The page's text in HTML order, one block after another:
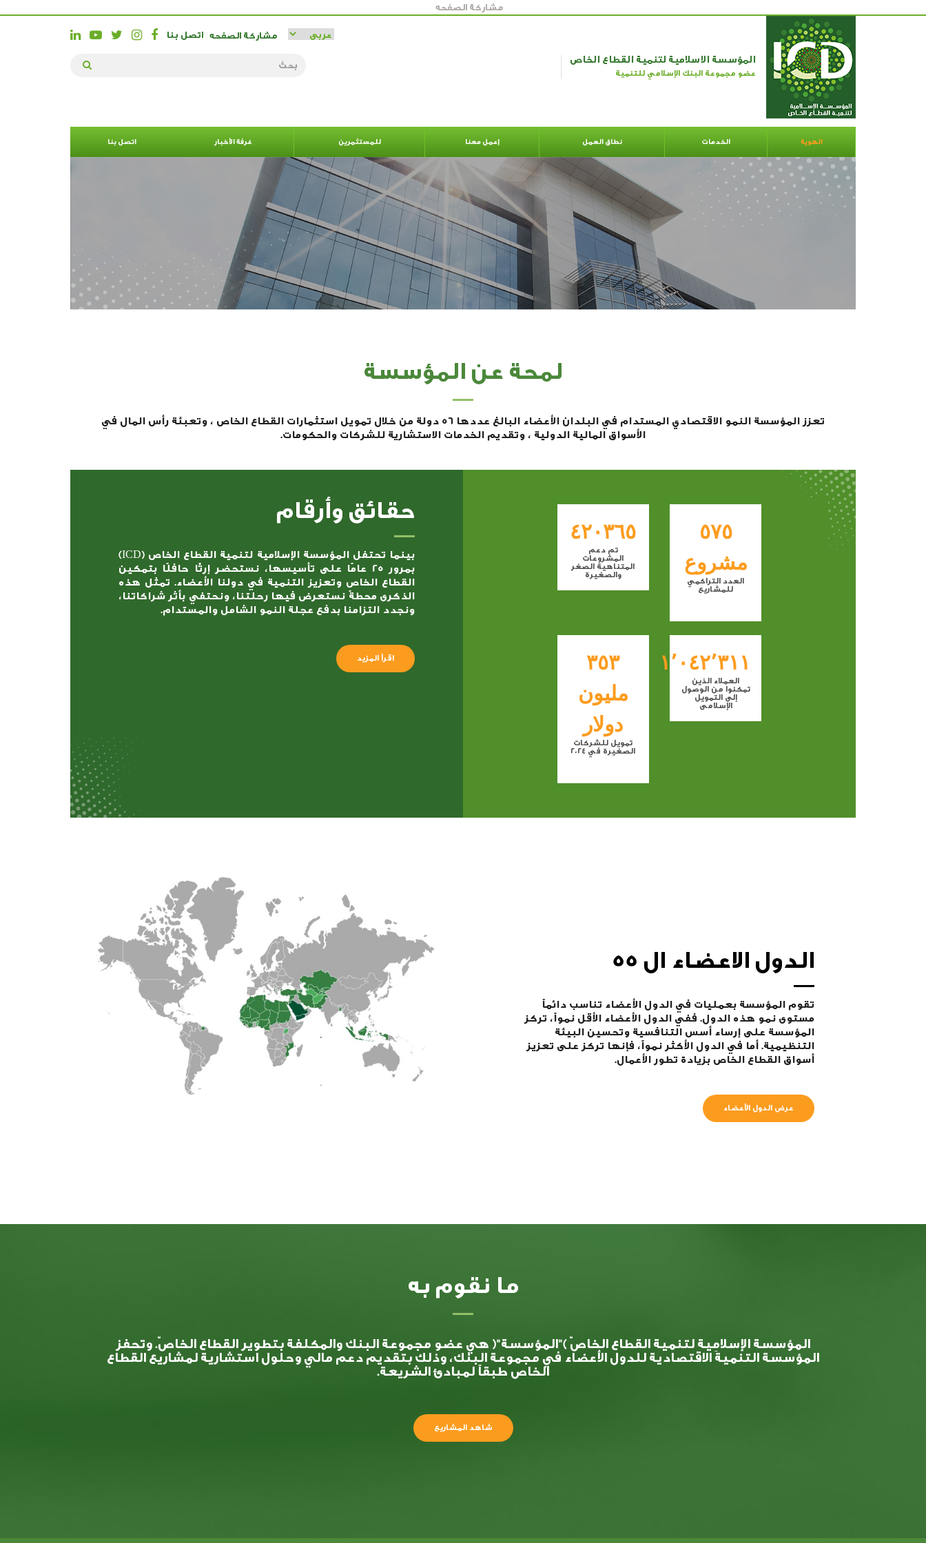
مشاركة الصفحه
المؤسسة الاسلامية لتنمية القطاع الخاص
عضو مجموعة البنك الإسلامي للتنمية
مشاركة الصفحه اتصل بنا
الهوية الخدمات نطاق العمل إعمل معنا للمستثمرين غرفة الأخبار اتصل بنا
لمحة عن المؤسسة
تعزز المؤسسة النمو الاقتصادي المستدام في البلدان الأعضاء البالغ عددها 56 دولة من خلال تمويل استثمارات القطاع الخاص ، وتعبئة رأس المال في
الأسواق المالية الدولية ، وتقديم الخدمات الاستشارية للشركات والحكومات.
حقائق وأرقام
بينما تحتفل المؤسسة الإسلامية لتنمية القطاع الخاص (ICD)
بمرور 25 عامًا على تأسيسها، نستحضر إرثًا حافلًا بتمكين
القطاع الخاص وتعزيز التنمية في دولنا الأعضاء. تمثل هذه
الذكرى محطةً نستعرض فيها رحلتنا، ونحتفي بأثر شراكاتنا،
ونجدد التزامنا بدفع عجلة النمو الشامل والمستدام.
اقرأ المزيد
٤٢٠٣٦٥
تم دعم
المشروعات
المتناهية الصغر
والصغيرة
بتمويل من
٥٧٥
مشروع
العدد التراكمي
للمشاريع
٣٥٣
مليون
دولار
تمويل للشركات
الصغيرة في ٢٠٢٤
١٬٠٤٢٬٣١١
العملاء الذين
تمكنوا من الوصول
إلى التمويل
الإسلامي
الدول الاعضاء ال 55
تقوم المؤسسة بعمليات في الدول الأعضاء تناسب دائماً
مستوى نمو هذه الدول. ففي الدول الأعضاء الأقل نمواً، تركز
المؤسسة على إرساء أسس التنافسية وتحسين البيئة
التنظيمية. أما في الدول الأكثر نمواً، فإنها تركز على تعزيز
أسواق القطاع الخاص بزيادة تطور الأعمال.
عرض الدول الأعضاء
ما نقوم به
المؤسسة الإسلامية لتنمية القطاع الخاصّ )"المؤسسة"( هي عضو مجموعة البنك والمكلفة بتطوير القطاع الخاصّ. وتحفز
المؤسسة التنميةَ الاقتصادية للدول الأعضاء في مجموعة البنك، وذلك بتقديم دعم مالي وحلول استشارية لمشاريع القطاع
الخاص طبقاً لمبادئ الشريعة.
شاهد المشاريع